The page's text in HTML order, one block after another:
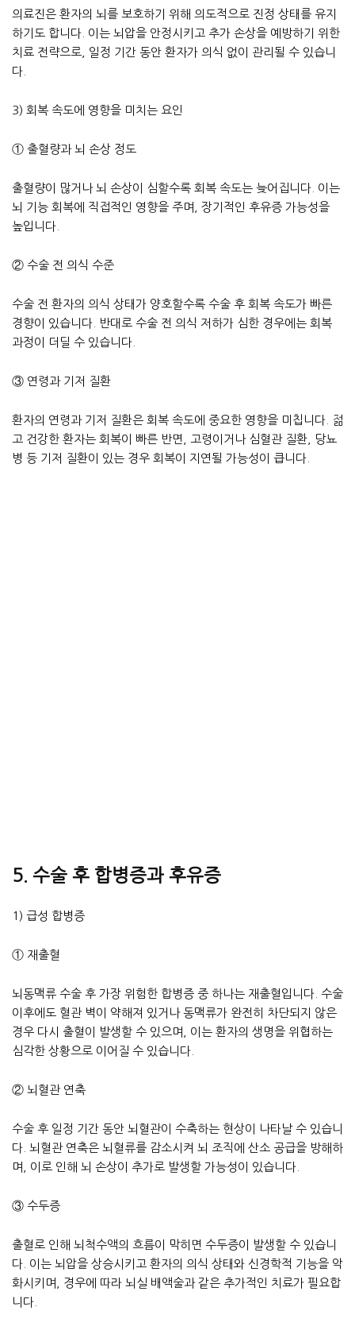
의료진은 환자의 뇌를 보호하기 위해 의도적으로 진정 상태를 유지
하기도 합니다. 이는 뇌압을 안정시키고 추가 손상을 예방하기 위한
치료 전략으로, 일정 기간 동안 환자가 의식 없이 관리될 수 있습니
다.
3) 회복 속도에 영향을 미치는 요인
① 출혈량과 뇌 손상 정도
출혈량이 많거나 뇌 손상이 심할수록 회복 속도는 늦어집니다. 이는
뇌 기능 회복에 직접적인 영향을 주며, 장기적인 후유증 가능성을
높입니다.
② 수술 전 의식 수준
수술 전 환자의 의식 상태가 양호할수록 수술 후 회복 속도가 빠른
경향이 있습니다. 반대로 수술 전 의식 저하가 심한 경우에는 회복
과정이 더딜 수 있습니다.
③ 연령과 기저 질환
환자의 연령과 기저 질환은 회복 속도에 중요한 영향을 미칩니다. 젊
고 건강한 환자는 회복이 빠른 반면, 고령이거나 심혈관 질환, 당뇨
병 등 기저 질환이 있는 경우 회복이 지연될 가능성이 큽니다.
5. 수술 후 합병증과 후유증
1) 급성 합병증
① 재출혈
뇌동맥류 수술 후 가장 위험한 합병증 중 하나는 재출혈입니다. 수술
이후에도 혈관 벽이 약해져 있거나 동맥류가 완전히 차단되지 않은
경우 다시 출혈이 발생할 수 있으며, 이는 환자의 생명을 위협하는
심각한 상황으로 이어질 수 있습니다.
② 뇌혈관 연축
수술 후 일정 기간 동안 뇌혈관이 수축하는 현상이 나타날 수 있습니
다. 뇌혈관 연축은 뇌혈류를 감소시켜 뇌 조직에 산소 공급을 방해하
며, 이로 인해 뇌 손상이 추가로 발생할 가능성이 있습니다.
③ 수두증
출혈로 인해 뇌척수액의 흐름이 막히면 수두증이 발생할 수 있습니
다. 이는 뇌압을 상승시키고 환자의 의식 상태와 신경학적 기능을 악
화시키며, 경우에 따라 뇌실 배액술과 같은 추가적인 치료가 필요합
니다.